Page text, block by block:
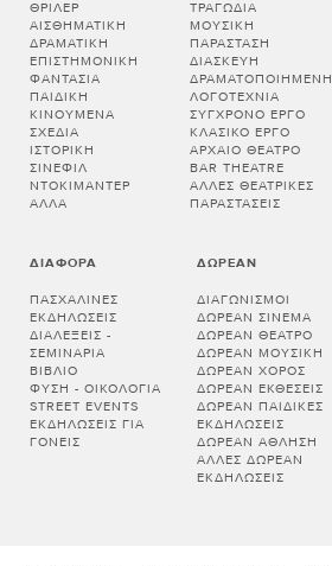
ΘΡΊΛΕΡ
ΑΙΣΘΗΜΑΤΙΚΉ
ΔΡΑΜΑΤΙΚΉ
ΕΠΙΣΤΗΜΟΝΙΚΉ
ΦΑΝΤΑΣΊΑ
ΠΑΙΔΙΚΉ
ΚΙΝΟΎΜΕΝΑ
ΣΧΈΔΙΑ
ΙΣΤΟΡΙΚΉ
ΣΙΝΕΦΊΛ
ΝΤΟΚΙΜΑΝΤΈΡ
ΆΛΛΑ
ΤΡΑΓΩΔΊΑ
ΜΟΥΣΙΚΉ
ΠΑΡΆΣΤΑΣΗ
ΔΙΑΣΚΕΥΉ
ΔΡΑΜΑΤΟΠΟΙΗΜΈΝΗ
ΛΟΓΟΤΕΧΝΊΑ
ΣΎΓΧΡΟΝΟ ΈΡΓΟ
ΚΛΑΣΙΚΌ ΈΡΓΟ
ΑΡΧΑΊΟ ΘΈΑΤΡΟ
BAR THEATRE
ΆΛΛΕΣ ΘΕΑΤΡΙΚΈΣ
ΠΑΡΑΣΤΆΣΕΙΣ
ΔΙΆΦΟΡΑ
ΠΑΣΧΑΛΙΝΈΣ
ΕΚΔΗΛΏΣΕΙΣ
ΔΙΑΛΕΞΕΙΣ -
ΣΕΜΙΝΑΡΙΑ
ΒΙΒΛΊΟ
ΦΎΣΗ - ΟΙΚΟΛΟΓΊΑ
STREET EVENTS
ΕΚΔΗΛΏΣΕΙΣ ΓΙΑ
ΓΟΝΕΊΣ
ΔΩΡΕΆΝ
ΔΙΑΓΩΝΙΣΜΟΊ
ΔΩΡΕΆΝ ΣΙΝΕΜΆ
ΔΩΡΕΆΝ ΘΈΑΤΡΟ
ΔΩΡΕΆΝ ΜΟΥΣΙΚΉ
ΔΩΡΕΆΝ ΧΟΡΌΣ
ΔΩΡΕΆΝ ΕΚΘΈΣΕΙΣ
ΔΩΡΕΆΝ ΠΑΙΔΙΚΈΣ
ΕΚΔΗΛΏΣΕΙΣ
ΔΩΡΕΆΝ ΆΘΛΗΣΗ
ΆΛΛΕΣ ΔΩΡΕΆΝ
ΕΚΔΗΛΏΣΕΙΣ